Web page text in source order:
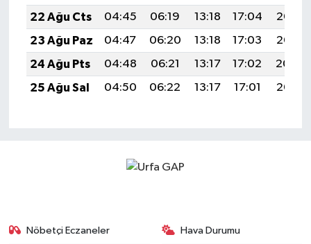
22 Ağu Cts
04:45 06:19 13:18 17:04
20:07
23 Ağu Paz
04:47 06:20 13:18 17:03
20:05
24 Ağu Pts
04:48 06:21 13:17 17:02
20:04
25 Ağu Sal
04:50 06:22 13:17 17:01 20:02
Nöbetçi Eczaneler Hava Durumu